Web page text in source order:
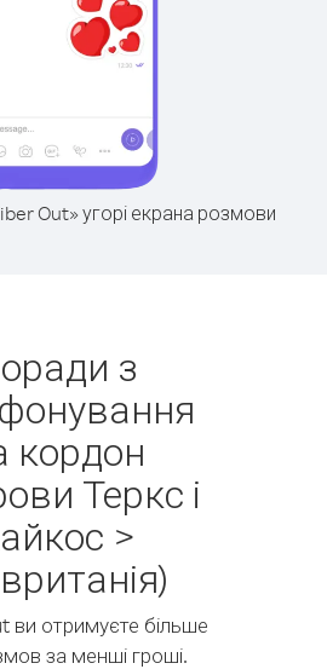
Out» угорі екрана розмови
з
кордон
Теркс і
>
ви отримуєте більше
за менші гроші.